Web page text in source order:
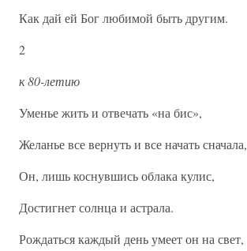
Как дай ей Бог любимой быть другим.
2
к 80-летию
Уменье жить и отвечать «на бис»,
Желанье все вернуть и все начать сначала,
Он, лишь коснувшись облака кулис,
Достигнет солнца и астрала.
Рождаться каждый день умеет он на свет,